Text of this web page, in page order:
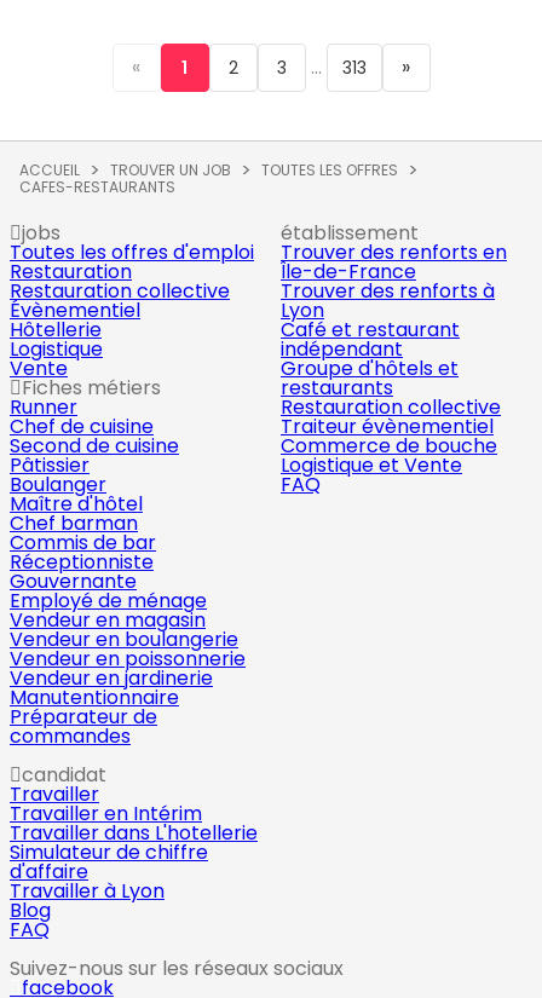
« 1 2 3 ... 313 »
ACCUEIL TROUVER UN JOB
TOUTES LES OFFRES
CAFES-RESTAURANTS
jobs
Toutes les offres d'emploi
Restauration
Restauration collective
Évènementiel
Hôtellerie
Logistique
Vente
Fiches métiers
Runner
Chef de cuisine
Second de cuisine
Pâtissier
Boulanger
Maître d'hôtel
Chef barman
Commis de bar
Réceptionniste
Gouvernante
Employé de ménage
Vendeur en magasin
Vendeur en boulangerie
Vendeur en poissonnerie
Vendeur en jardinerie
Manutentionnaire
Préparateur de
commandes
établissement
Trouver des renforts en
Île-de-France
Trouver des renforts à
Lyon
Café et restaurant
indépendant
Groupe d'hôtels et
restaurants
Restauration collective
Traiteur évènementiel
Commerce de bouche
Logistique et Vente
FAQ
candidat
Travailler
Travailler en Intérim
Travailler dans L'hotellerie
Simulateur de chiffre
d'affaire
Travailler à Lyon
Blog
FAQ
Suivez-nous sur les réseaux sociaux
facebook